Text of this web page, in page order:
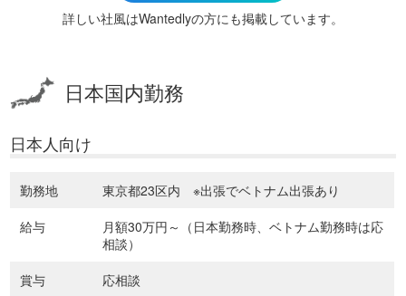
詳しい社風はWantedlyの方にも掲載しています。
日本国内勤務
日本人向け
勤務地
東京都23区内 ※出張でベトナム出張あり
給与
月額30万円～（日本勤務時、ベトナム勤務時は応
相談）
賞与
応相談